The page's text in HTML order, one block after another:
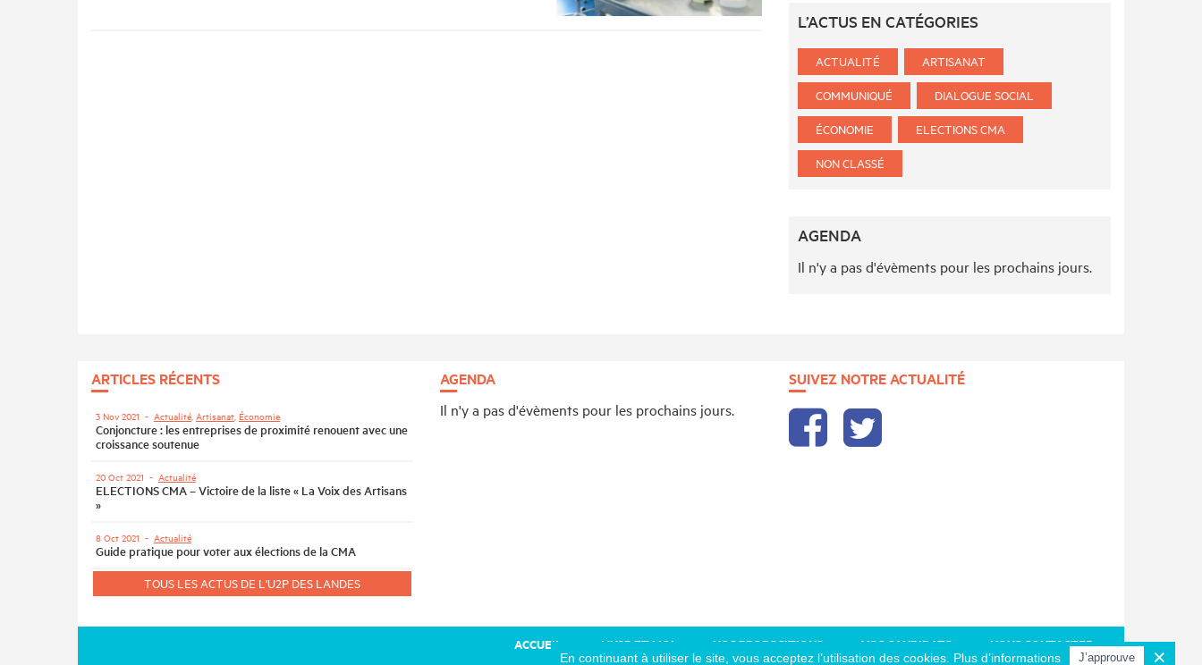
L’ACTUS EN CATÉGORIES
ACTUALITÉ ARTISANAT
COMMUNIQUÉ DIALOGUE SOCIAL
ÉCONOMIE ELECTIONS CMA
NON CLASSÉ
AGENDA
Il n'y a pas d'évèments pour les prochains jours.
ARTICLES RÉCENTS
3 Nov 2021 - Actualité, Artisanat, Économie
Conjoncture : les entreprises de proximité renouent avec une
croissance soutenue
20 Oct 2021 - Actualité
ELECTIONS CMA – Victoire de la liste « La Voix des Artisans
»
8 Oct 2021 - Actualité
Guide pratique pour voter aux élections de la CMA
TOUS LES ACTUS DE L'U2P DES LANDES
AGENDA
Il n'y a pas d'évèments pour les prochains jours.
SUIVEZ NOTRE ACTUALITÉ
ACCUEIL L’U2P ET MOI NOS PROPOSITIONS VOS CANDIDATS NOUS CONTACTER
En continuant à utiliser le site, vous acceptez l’utilisation des cookies. Plus d’informations J’approuve